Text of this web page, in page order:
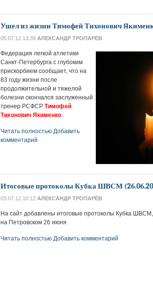
Ушел из жизни Тимофей Тихонович
05.07.12 13:39 АЛЕКСАНДР ТРОПАРЁВ
Федерация легкой атлетики
Санкт-Петербурга с глубоким
прискорбием сообщает, что на
83 году жизни после
продолжительной и тяжелой
болезни скончался заслуженный
тренер РСФСР Тимофей
Тихонович Якименко.
Читать полностью Добавить
комментарий
Итоговые протоколы Кубка ШВСМ
03.07.12 10:12 АЛЕКСАНДР ТРОПАРЁВ
На сайт добавлены итоговые протоколы Кубка
на Петровском 26 июня.
Читать полностью Добавить комментарий